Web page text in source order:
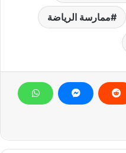
ممارسة الرياضة